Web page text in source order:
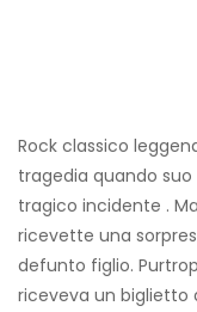
Rock classico
tragedia quando
tragico incidente .
ricevette una
defunto figlio.
riceveva un biglietto